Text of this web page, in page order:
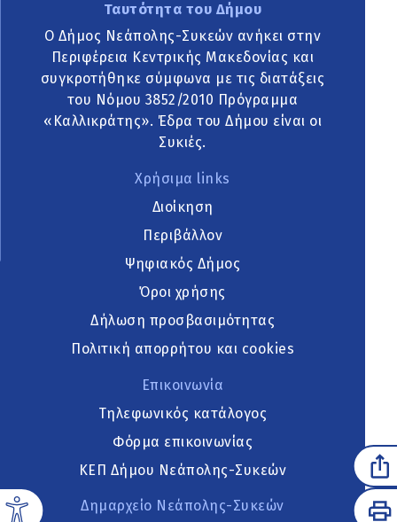
Ταυτότητα του Δήμου
Ο Δήμος Νεάπολης-Συκεών ανήκει στην
Περιφέρεια Κεντρικής Μακεδονίας και
συγκροτήθηκε σύμφωνα με τις διατάξεις
του Νόμου 3852/2010 Πρόγραμμα
«Καλλικράτης». Έδρα του Δήμου είναι οι
Συκιές.
Χρήσιμα links
Διοίκηση
Περιβάλλον
Ψηφιακός Δήμος
Όροι χρήσης
Δήλωση προσβασιμότητας
Πολιτική απορρήτου και cookies
Επικοινωνία
Τηλεφωνικός κατάλογος
Φόρμα επικοινωνίας
ΚΕΠ Δήμου Νεάπολης-Συκεών
Δημαρχείο Νεάπολης-Συκεών